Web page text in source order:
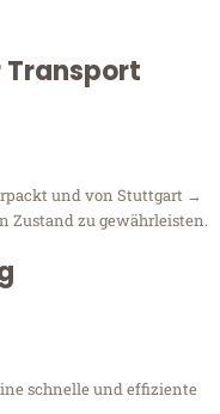
und von Stuttgart →
Zustand zu gewährleisten.
schnelle und effiziente